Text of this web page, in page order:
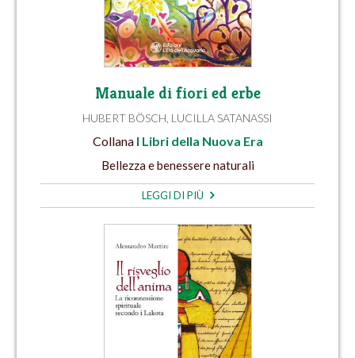
Manuale di fiori ed erbe
HUBERT BÖSCH LUCILLA SATANASSI
Collana I Libri della Nuova Era
Bellezza e benessere naturali
LEGGI DI PIÙ